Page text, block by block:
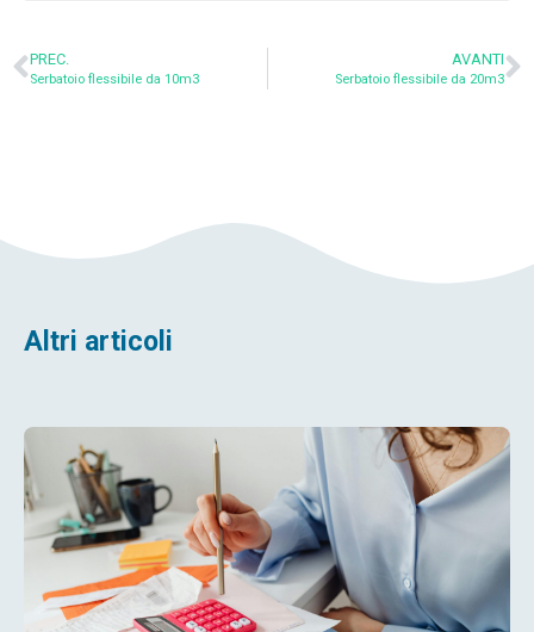
PREC.
Serbatoio flessibile da 10m3
AVANTI
Serbatoio flessibile da 20m3
Altri articoli